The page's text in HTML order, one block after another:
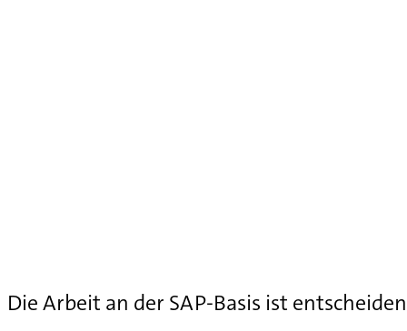
Die Arbeit an der SAP-Basis ist